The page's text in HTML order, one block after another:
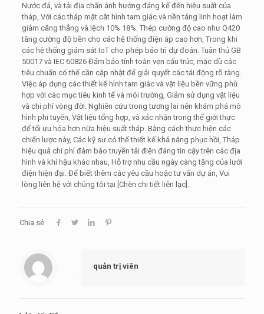
Nước đá, và tải địa chấn ảnh hưởng đáng kể đến hiệu suất của
tháp, Với các tháp mặt cắt hình tam giác và nền tảng linh hoạt làm
giảm căng thẳng và lệch 10% 18%. Thép cường độ cao như Q420
tăng cường độ bền cho các hệ thống điện áp cao hơn, Trong khi
các hệ thống giám sát IoT cho phép bảo trì dự đoán. Tuân thủ GB
50017 và IEC 60826 Đảm bảo tính toàn vẹn cấu trúc, mặc dù các
tiêu chuẩn có thể cần cập nhật để giải quyết các tải động rõ ràng.
Việc áp dụng các thiết kế hình tam giác và vật liệu bền vững phù
hợp với các mục tiêu kinh tế và môi trường, Giảm sử dụng vật liệu
và chi phí vòng đời. Nghiên cứu trong tương lai nên khám phá mô
hình phi tuyến, Vật liệu tổng hợp, và xác nhận trong thế giới thực
để tối ưu hóa hơn nữa hiệu suất tháp. Bằng cách thực hiện các
chiến lược này, Các kỹ sư có thể thiết kế khả năng phục hồi, Tháp
hiệu quả chi phí đảm bảo truyền tải điện đáng tin cậy trên các địa
hình và khí hậu khác nhau, Hỗ trợ nhu cầu ngày càng tăng của lưới
điện hiện đại. Để biết thêm các yêu cầu hoặc tư vấn dự án, Vui
lòng liên hệ với chúng tôi tại [Chèn chi tiết liên lạc].
Chia sẻ
quản trị viên